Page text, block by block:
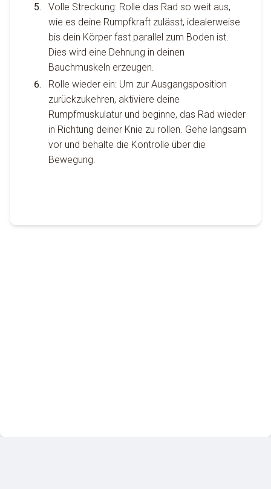
Volle Streckung: Rolle das Rad so weit aus,
wie es deine Rumpfkraft zulässt, idealerweise
bis dein Körper fast parallel zum Boden ist.
Dies wird eine Dehnung in deinen
Bauchmuskeln erzeugen.
Rolle wieder ein: Um zur Ausgangsposition
zurückzukehren, aktiviere deine
Rumpfmuskulatur und beginne, das Rad wieder
in Richtung deiner Knie zu rollen. Gehe langsam
vor und behalte die Kontrolle über die
Bewegung.